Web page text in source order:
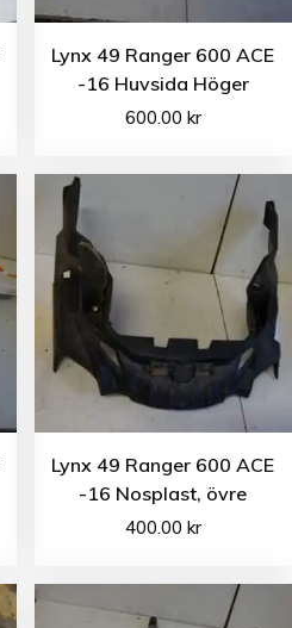
Lynx 49 Ranger 600 ACE
-16 Huvsida Höger
600.00 kr
Lynx 49 Ranger 600 ACE
-16 Nosplast, övre
400.00 kr